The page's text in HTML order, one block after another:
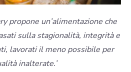
propone un’alimentazione che
sulla stagionalità, integrità e
lavorati il meno possibile per
inalterate.’